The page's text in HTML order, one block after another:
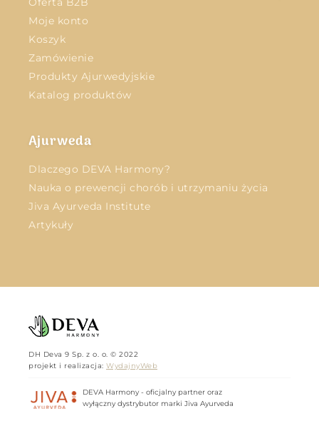
Moje konto
Koszyk
Zamówienie
Produkty Ajurwedyjskie
Katalog produktów
Ajurweda
Dlaczego DEVA Harmony?
Nauka o prewencji chorób i utrzymaniu życia
Jiva Ayurveda Institute
Artykuły
DH Deva 9 Sp. z o. o. © 2022
projekt i realizacja: WydajnyWeb
DEVA Harmony - oficjalny partner oraz
wyłączny dystrybutor marki Jiva Ayurveda